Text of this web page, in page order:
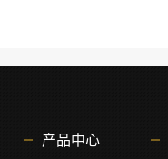
产品中心